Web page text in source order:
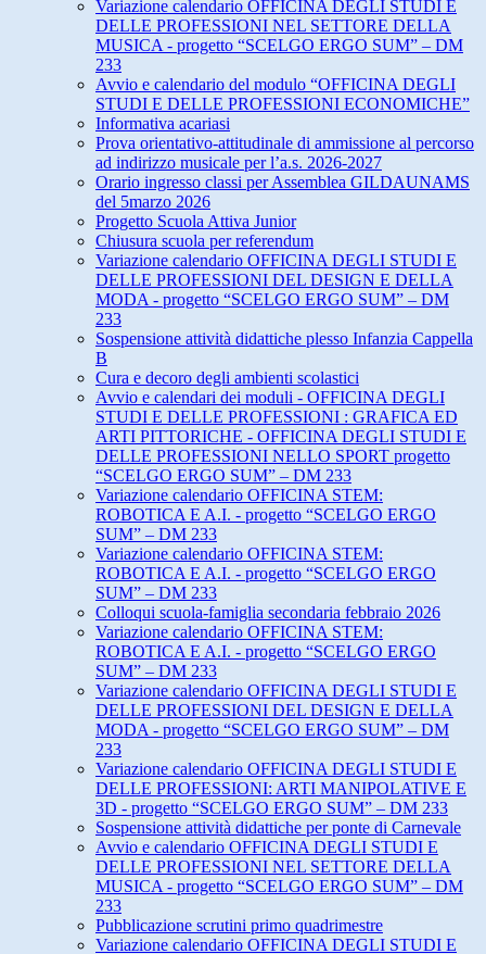
Variazione calendario OFFICINA DEGLI STUDI E
DELLE PROFESSIONI NEL SETTORE DELLA
MUSICA - progetto “SCELGO ERGO SUM” – DM
233
Avvio e calendario del modulo “OFFICINA DEGLI
STUDI E DELLE PROFESSIONI ECONOMICHE”
Informativa acariasi
Prova orientativo-attitudinale di ammissione al percorso
ad indirizzo musicale per l’a.s. 2026-2027
Orario ingresso classi per Assemblea GILDAUNAMS
del 5marzo 2026
Progetto Scuola Attiva Junior
Chiusura scuola per referendum
Variazione calendario OFFICINA DEGLI STUDI E
DELLE PROFESSIONI DEL DESIGN E DELLA
MODA - progetto “SCELGO ERGO SUM” – DM
233
Sospensione attività didattiche plesso Infanzia Cappella
B
Cura e decoro degli ambienti scolastici
Avvio e calendari dei moduli - OFFICINA DEGLI
STUDI E DELLE PROFESSIONI : GRAFICA ED
ARTI PITTORICHE - OFFICINA DEGLI STUDI E
DELLE PROFESSIONI NELLO SPORT progetto
“SCELGO ERGO SUM” – DM 233
Variazione calendario OFFICINA STEM:
ROBOTICA E A.I. - progetto “SCELGO ERGO
SUM” – DM 233
Variazione calendario OFFICINA STEM:
ROBOTICA E A.I. - progetto “SCELGO ERGO
SUM” – DM 233
Colloqui scuola-famiglia secondaria febbraio 2026
Variazione calendario OFFICINA STEM:
ROBOTICA E A.I. - progetto “SCELGO ERGO
SUM” – DM 233
Variazione calendario OFFICINA DEGLI STUDI E
DELLE PROFESSIONI DEL DESIGN E DELLA
MODA - progetto “SCELGO ERGO SUM” – DM
233
Variazione calendario OFFICINA DEGLI STUDI E
DELLE PROFESSIONI: ARTI MANIPOLATIVE E
3D - progetto “SCELGO ERGO SUM” – DM 233
Sospensione attività didattiche per ponte di Carnevale
Avvio e calendario OFFICINA DEGLI STUDI E
DELLE PROFESSIONI NEL SETTORE DELLA
MUSICA - progetto “SCELGO ERGO SUM” – DM
233
Pubblicazione scrutini primo quadrimestre
Variazione calendario OFFICINA DEGLI STUDI E